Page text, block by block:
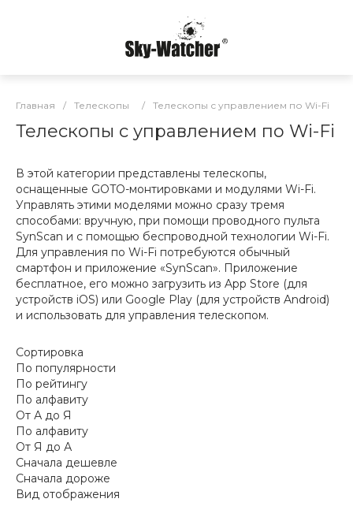
Главная / Телескопы / Телескопы с управлением по Wi-Fi
Телескопы с управлением по Wi-Fi
В этой категории представлены телескопы,
оснащенные GOTO-монтировками и модулями Wi-Fi.
Управлять этими моделями можно сразу тремя
способами: вручную, при помощи проводного пульта
SynScan и с помощью беспроводной технологии Wi-Fi.
Для управления по Wi-Fi потребуются обычный
смартфон и приложение «SynScan». Приложение
бесплатное, его можно загрузить из App Store (для
устройств iOS) или Google Play (для устройств Android)
и использовать для управления телескопом.
Сортировка
По популярности
По рейтингу
По алфавиту
От А до Я
По алфавиту
От Я до А
Сначала дешевле
Сначала дороже
Вид отображения